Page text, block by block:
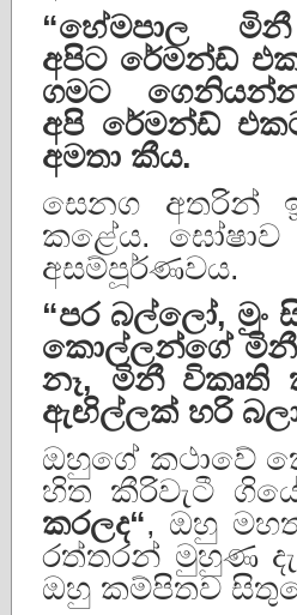
“හේමපාල මිනී
අපිට රේමන්ඩ්
ගමට
අපි රේමන්ඩ්
අමතා කීය.
සෙනග අතරින්
කළේය.
අසම්පූර්ණවය.
“පර බල්ලෝ, මුං
කොල්ලන්ගේ
නෑ, මිනී විකෘති
ඇඟිල්ලක් හරි
ඔහුගේ කථාවේ
හිත කීරිවැටී
කරලද“, ඔහු
රත්තරන් මුහුණ
ඔහු කම්පිතව